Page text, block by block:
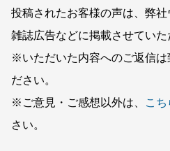
投稿されたお客様の声は、弊社
雑誌広告などに掲載させていた
※いただいた内容へのご返信は
ださい。
※ご意見・ご感想以外は、
こち
さい。